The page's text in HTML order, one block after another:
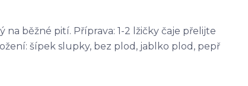
běžné pití. Příprava: 1-2 lžičky čaje přelijte
šípek slupky, bez plod, jablko plod, pepř